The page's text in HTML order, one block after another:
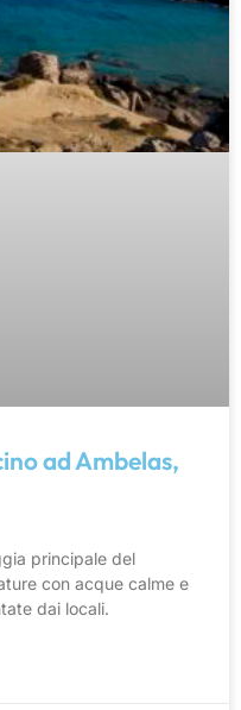
ad Ambelas,
principale del
con acque calme e
dai locali.